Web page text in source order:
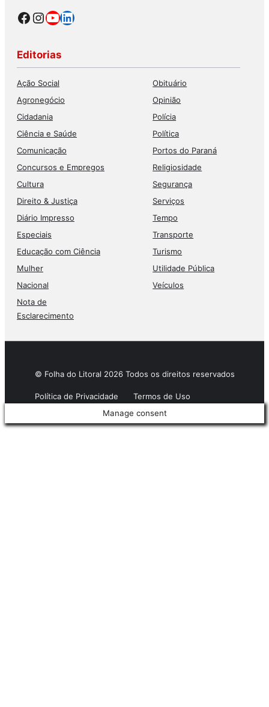
Facebook
Instagram
Youtube
LinkedIn
Editorias
Ação Social
Agronegócio
Cidadania
Ciência e Saúde
Comunicação
Concursos e Empregos
Cultura
Direito & Justiça
Diário Impresso
Especiais
Educação com Ciência
Mulher
Nacional
Nota de
Esclarecimento
Obituário
Opinião
Polícia
Política
Portos do Paraná
Religiosidade
Segurança
Serviços
Tempo
Transporte
Turismo
Utilidade Pública
Veículos
© Folha do Litoral 2026 Todos os direitos reservados
Política de Privacidade
Termos de Uso
Manage consent